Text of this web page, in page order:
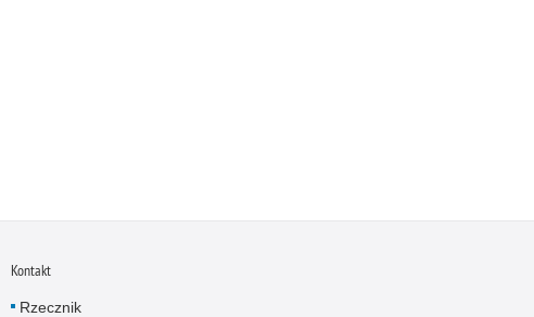
Nietrzeźwi kierujący
Nietrzeźwi opiekunowie
Kontakt
Rzecznik